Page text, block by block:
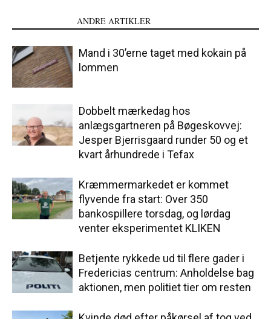
ANDRE ARTIKLER
Mand i 30’erne taget med kokain på
lommen
Dobbelt mærkedag hos
anlægsgartneren på Bøgeskovvej:
Jesper Bjerrisgaard runder 50 og et
kvart århundrede i Tefax
Kræmmermarkedet er kommet
flyvende fra start: Over 350
bankospillere torsdag, og lørdag
venter eksperimentet KLIKEN
Betjente rykkede ud til flere gader i
Fredericias centrum: Anholdelse bag
aktionen, men politiet tier om resten